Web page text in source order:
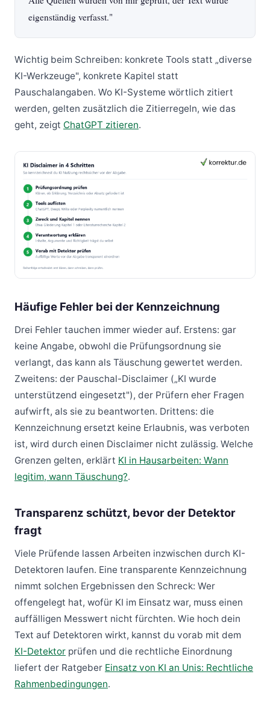
eigenständig verfasst."
Wichtig beim Schreiben: konkrete Tools statt „diverse
KI-Werkzeuge", konkrete Kapitel statt
Pauschalangaben. Wo KI-Systeme wörtlich zitiert
werden, gelten zusätzlich die Zitierregeln, wie das
geht, zeigt ChatGPT zitieren.
Häufige Fehler bei der Kennzeichnung
Drei Fehler tauchen immer wieder auf. Erstens: gar
keine Angabe, obwohl die Prüfungsordnung sie
verlangt, das kann als Täuschung gewertet werden.
Zweitens: der Pauschal-Disclaimer („KI wurde
unterstützend eingesetzt"), der Prüfern eher Fragen
aufwirft, als sie zu beantworten. Drittens: die
Kennzeichnung ersetzt keine Erlaubnis, was verboten
ist, wird durch einen Disclaimer nicht zulässig. Welche
Grenzen gelten, erklärt KI in Hausarbeiten: Wann
legitim, wann Täuschung?.
Transparenz schützt, bevor der Detektor
fragt
Viele Prüfende lassen Arbeiten inzwischen durch KI-
Detektoren laufen. Eine transparente Kennzeichnung
nimmt solchen Ergebnissen den Schreck: Wer
offengelegt hat, wofür KI im Einsatz war, muss einen
auffälligen Messwert nicht fürchten. Wie hoch dein
Text auf Detektoren wirkt, kannst du vorab mit dem
KI-Detektor prüfen und die rechtliche Einordnung
liefert der Ratgeber Einsatz von KI an Unis: Rechtliche
Rahmenbedingungen.